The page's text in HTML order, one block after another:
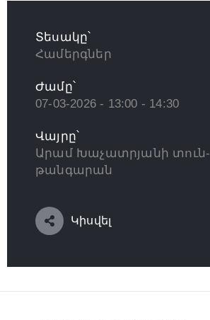
Տեսակը՝
Համերգներ
Ժամը՝
07-03-2026 - 13:00 - 14:30
Վայրը՝
Արամ Խաչատրյանի տուն-
թանգարան
Կիսվել